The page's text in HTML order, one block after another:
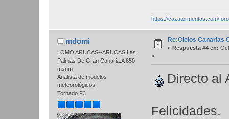
https://cazatormentas.com/
mdomi
LOMO ARUCAS--ARUCAS.Las
Palmas De Gran Canaria.A 650
msnm
Analista de modelos
meteorológicos
Tornado F3
Re:Cielos Canarias
« Respuesta #4 en:
»
Directo al
Felicidades.